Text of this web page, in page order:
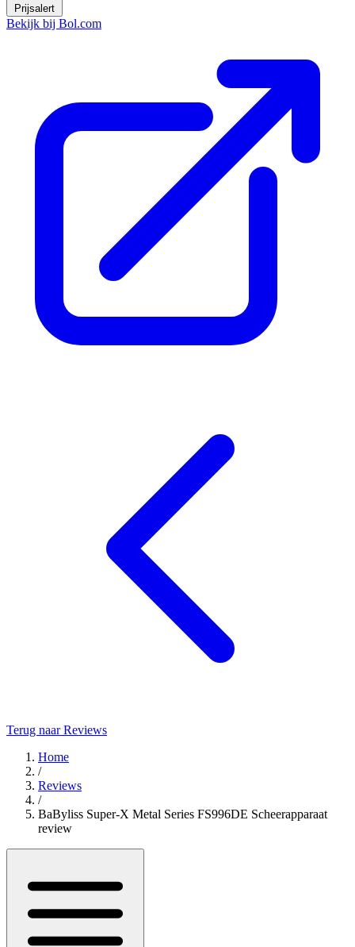
Prijsalert
Bekijk bij Bol.com
Terug naar Reviews
Home
/
Reviews
/
BaByliss Super-X Metal Series FS996DE Scheerapparaat
review